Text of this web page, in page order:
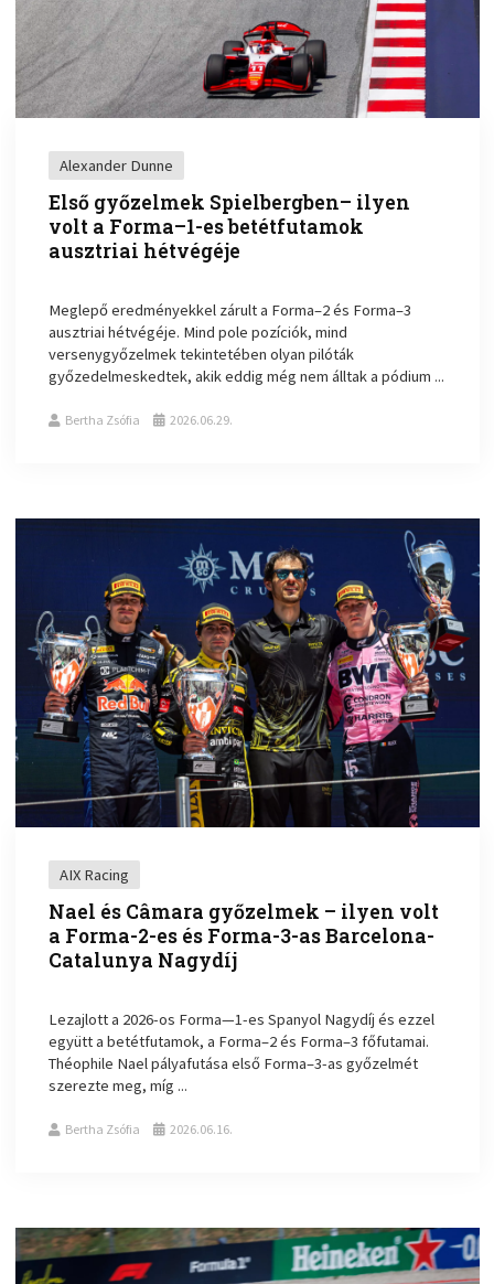
Alexander Dunne
Első győzelmek Spielbergben– ilyen
volt a Forma–1-es betétfutamok
ausztriai hétvégéje
Meglepő eredményekkel zárult a Forma–2 és Forma–3
ausztriai hétvégéje. Mind pole pozíciók, mind
versenygyőzelmek tekintetében olyan pilóták
győzedelmeskedtek, akik eddig még nem álltak a pódium ...
Bertha Zsófia 2026.06.29.
AIX Racing
Nael és Câmara győzelmek – ilyen volt
a Forma-2-es és Forma-3-as Barcelona-
Catalunya Nagydíj
Lezajlott a 2026-os Forma—1-es Spanyol Nagydíj és ezzel
együtt a betétfutamok, a Forma–2 és Forma–3 főfutamai.
Théophile Nael pályafutása első Forma–3-as győzelmét
szerezte meg, míg ...
Bertha Zsófia 2026.06.16.